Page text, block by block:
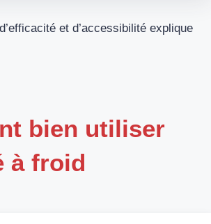
et d’accessibilité explique
bien utiliser
à froid